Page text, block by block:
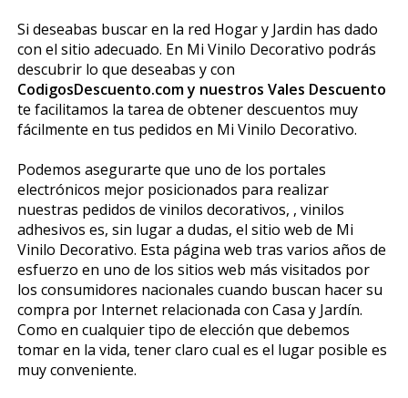
Si deseabas buscar en la red Hogar y Jardin has dado
con el sitio adecuado. En Mi Vinilo Decorativo podrás
descubrir lo que deseabas y con
CodigosDescuento.com y nuestros Vales Descuento
te facilitamos la tarea de obtener descuentos muy
fácilmente en tus pedidos en Mi Vinilo Decorativo.
Podemos asegurarte que uno de los portales
electrónicos mejor posicionados para realizar
nuestras pedidos de vinilos decorativos, , vinilos
adhesivos es, sin lugar a dudas, el sitio web de Mi
Vinilo Decorativo. Esta página web tras varios años de
esfuerzo en uno de los sitios web más visitados por
los consumidores nacionales cuando buscan hacer su
compra por Internet relacionada con Casa y Jardín.
Como en cualquier tipo de elección que debemos
tomar en la vida, tener claro cual es el lugar posible es
muy conveniente.